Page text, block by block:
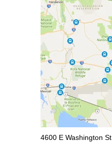
4600 E Washington